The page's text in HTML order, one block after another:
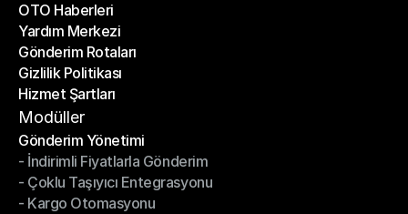
Başarı Hikayeleri
OTO Haberleri
OTO Haberleri
Yardım Merkezi
Yardım Merkezi
Gönderim Rotaları
Gönderim Rotaları
Gizlilik Politikası
Gizlilik Politikası
Hizmet Şartları
Hizmet Şartları
Modüller
Gönderim Yönetimi
Gönderim Yönetimi
- İndirimli Fiyatlarla Gönderim
- İndirimli Fiyatlarla Gönderim
- Çoklu Taşıyıcı Entegrasyonu
- Çoklu Taşıyıcı Entegrasyonu
- Kargo Otomasyonu